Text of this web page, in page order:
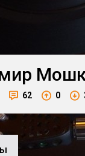
62 0